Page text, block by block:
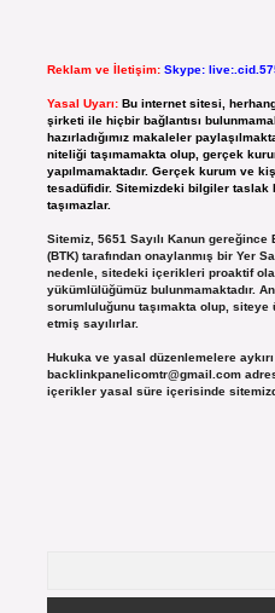
Reklam ve İletişim: Skype:
Yasal Uyarı: Bu internet sitesi,
şirketi ile hiçbir bağlantısı
hazırladığımız makaleler
niteliği taşımamakta olup, gerçek
yapılmamaktadır. Gerçek kurum ve
tesadüfidir. Sitemizdeki bilgiler
taşımazlar.
Sitemiz, 5651 Sayılı Kanun
(BTK) tarafından onaylanmış bir Yer
nedenle, sitedeki içerikleri proaktif
yükümlülüğümüz bulunmamaktadır.
sorumluluğunu taşımakta olup,
etmiş sayılırlar.
Hukuka ve yasal düzenlemelere
backlinkpanelicomtr@gmail.com
içerikler yasal süre içerisinde